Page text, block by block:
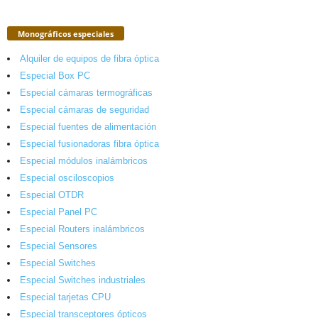
Monográficos especiales
Alquiler de equipos de fibra óptica
Especial Box PC
Especial cámaras termográficas
Especial cámaras de seguridad
Especial fuentes de alimentación
Especial fusionadoras fibra óptica
Especial módulos inalámbricos
Especial osciloscopios
Especial OTDR
Especial Panel PC
Especial Routers inalámbricos
Especial Sensores
Especial Switches
Especial Switches industriales
Especial tarjetas CPU
Especial transceptores ópticos